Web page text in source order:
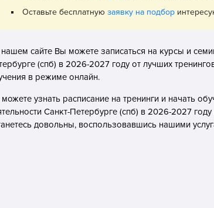
Оставьте бесплатнуюзаявку на подбор
сайте Вы можете записаться на курсы и
(спб) в 2026-2027 году от лучших
в режиме онлайн.
узнать расписание на тренинги и начать
Санкт-Петербурге (спб) в 2026-2027
довольны, воспользовавшись нашими